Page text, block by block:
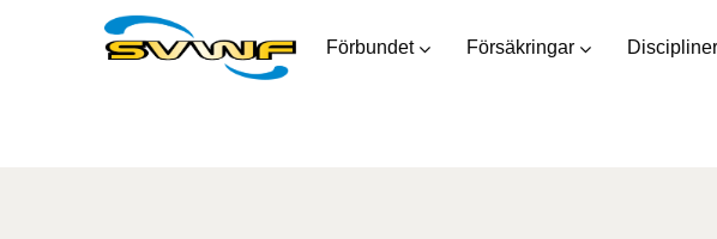
Förbundet Försäkringar Discipliner